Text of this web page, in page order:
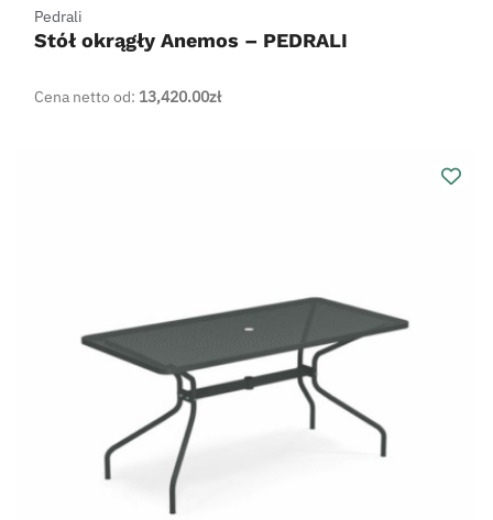
Pedrali
Stół okrągły Anemos – PEDRALI
Cena netto od: 13,420.00zł